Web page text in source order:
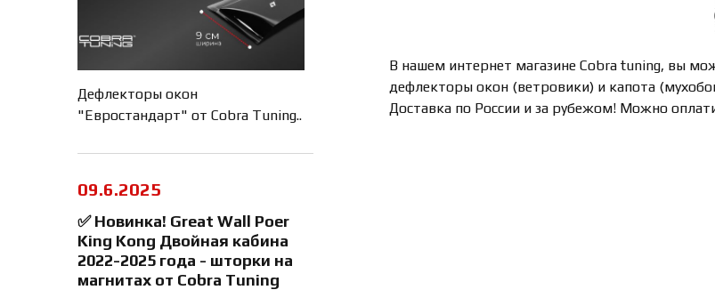
В нашем интернет магазине Cobra tuning, вы
дефлекторы окон (ветровики) и капота
Доставка по России и за рубежом! Можно
Дефлекторы окон
"Евростандарт" от Cobra Tuning..
09.6.2025
✅ Новинка! Great Wall Poer
King Kong Двойная кабина
2022-2025 года - шторки на
магнитах от Cobra Tuning